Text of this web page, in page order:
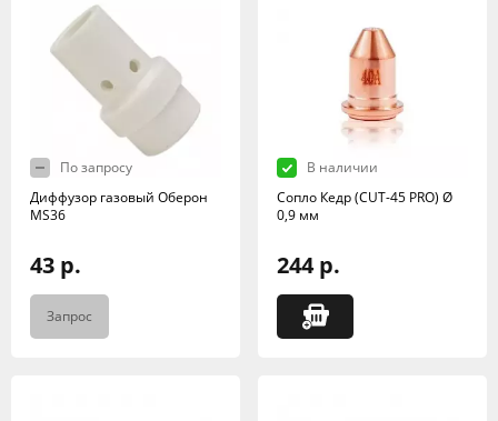
По запросу
Диффузор газовый Оберон
MS36
43 р.
Запрос
В наличии
Сопло Кедр (CUT-45 PRO) Ø
0,9 мм
244 р.